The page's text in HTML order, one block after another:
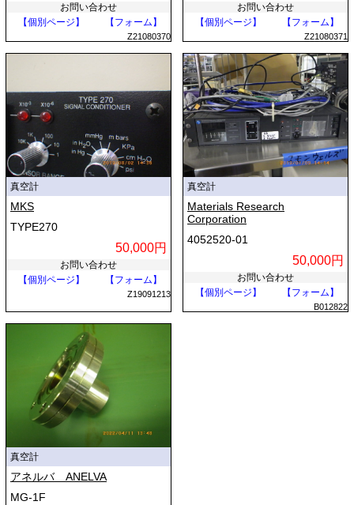
お問い合わせ
【個別ページ】
【フォーム】
Z21080370
お問い合わせ
【個別ページ】
【フォーム】
Z21080371
真空計
MKS
TYPE270
50,000円
お問い合わせ
【個別ページ】
【フォーム】
Z19091213
真空計
Materials Research
Corporation
4052520-01
50,000円
お問い合わせ
【個別ページ】
【フォーム】
B012822
真空計
アネルバ ANELVA
MG-1F